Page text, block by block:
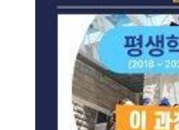
설명회